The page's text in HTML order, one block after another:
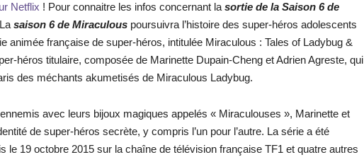
Netflix ! Pour connaitre les infos concernant la sortie de la Saison 6 de
saison 6 de Miraculous poursuivra l’histoire des super-héros adolescents
animée française de super-héros, intitulée Miraculous : Tales of Ladybug &
héros titulaire, composée de Marinette Dupain-Cheng et Adrien Agreste, qui
des méchants akumetisés de Miraculous Ladybug.
avec leurs bijoux magiques appelés « Miraculouses », Marinette et
de super-héros secrète, y compris l’un pour l’autre. La série a été
le 19 octobre 2015 sur la chaîne de télévision française TF1 et quatre autres